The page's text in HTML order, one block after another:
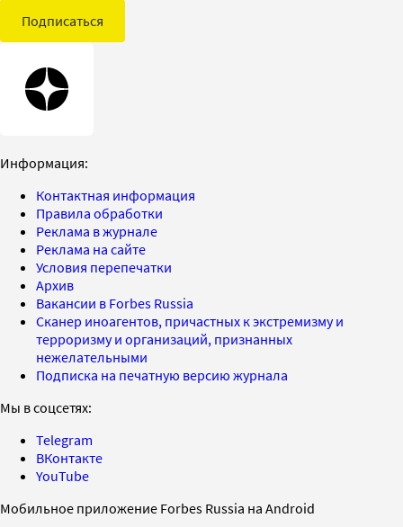
Подписаться
Информация:
Контактная информация
Правила обработки
Реклама в журнале
Реклама на сайте
Условия перепечатки
Архив
Вакансии в Forbes Russia
Сканер иноагентов, причастных к экстремизму и
терроризму и организаций, признанных
нежелательными
Подписка на печатную версию журнала
Мы в соцсетях:
Telegram
ВКонтакте
YouTube
Мобильное приложение Forbes Russia на Android